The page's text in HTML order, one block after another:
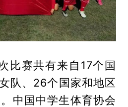
比赛共有来自17个国
队、26个国家和地区
中国中学生体育协会